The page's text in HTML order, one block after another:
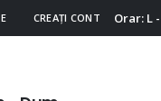
CREAȚI CONT Orar: L -